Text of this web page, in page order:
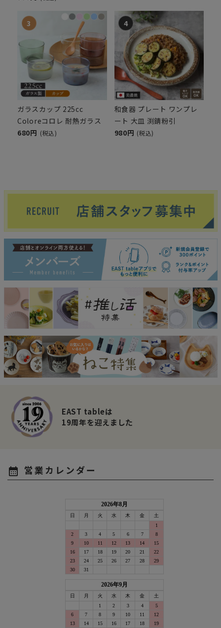
ガラスカップ 225cc
Coloreコロレ 耐熱ガラス
680円 (税込)
和食器 プレート ワンプレ
ート 大皿 渕錆粉引
980円 (税込)
EAST tableは
19周年を迎えました
calendar_month 営業カレンダー